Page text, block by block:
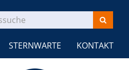
STERNWARTE KONTAKT